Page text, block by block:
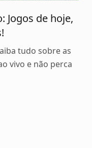
Jogos de hoje,
tudo sobre as
vivo e não perca